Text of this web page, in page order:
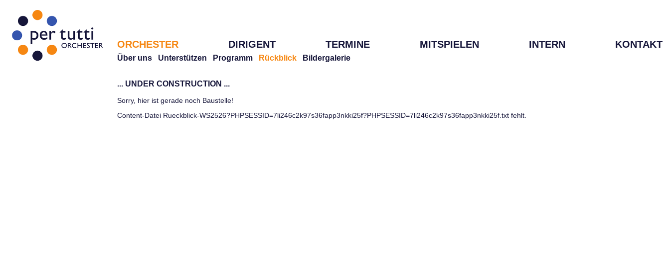
ORCHESTER DIRIGENT TERMINE MITSPIELEN INTERN KONTAKT
Über uns Unterstützen Programm Rückblick Bildergalerie
... UNDER CONSTRUCTION ...
Sorry, hier ist gerade noch Baustelle!
Content-Datei Rueckblick-WS2526?PHPSESSID=7li246c2k97s36fapp3nkki25f?PHPSESSID=7li246c2k97s36fapp3nkki25f.txt fehlt.